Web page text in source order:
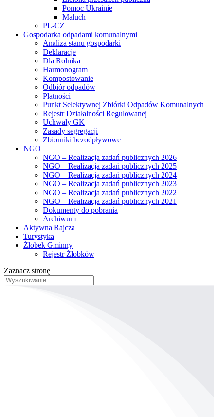
Pomoc Ukrainie
Maluch+
PL-CZ
Gospodarka odpadami komunalnymi
Analiza stanu gospodarki
Deklaracje
Dla Rolnika
Harmonogram
Kompostowanie
Odbiór odpadów
Płatności
Punkt Selektywnej Zbiórki Odpadów Komunalnych
Rejestr Działalności Regulowanej
Uchwały GK
Zasady segregacji
Zbiorniki bezodpływowe
NGO
NGO – Realizacja zadań publicznych 2026
NGO – Realizacja zadań publicznych 2025
NGO – Realizacja zadań publicznych 2024
NGO – Realizacja zadań publicznych 2023
NGO – Realizacja zadań publicznych 2022
NGO – Realizacja zadań publicznych 2021
Dokumenty do pobrania
Archiwum
Aktywna Rajcza
Turystyka
Żłobek Gminny
Rejestr Żłobków
Zaznacz stronę